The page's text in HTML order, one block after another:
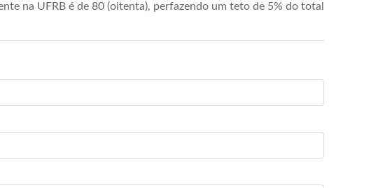
na UFRB é de 80 (oitenta), perfazendo um teto de 5% do total